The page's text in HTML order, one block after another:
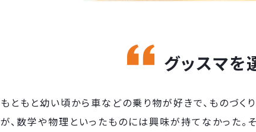
グッスマを
もともと幼い頃から車などの乗り物が好きで、ものづ
が、数学や物理といったものには興味が持てなかった。